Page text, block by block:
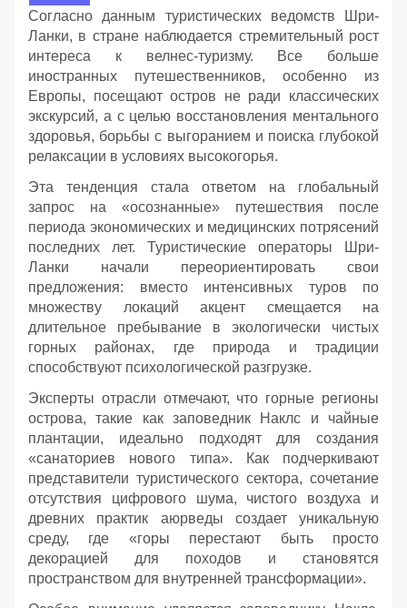
Согласно данным туристических ведомств Шри-
Ланки, в стране наблюдается стремительный рост
интереса к велнес-туризму. Все больше
иностранных путешественников, особенно из
Европы, посещают остров не ради классических
экскурсий, а с целью восстановления ментального
здоровья, борьбы с выгоранием и поиска глубокой
релаксации в условиях высокогорья.
Эта тенденция стала ответом на глобальный
запрос на «осознанные» путешествия после
периода экономических и медицинских потрясений
последних лет. Туристические операторы Шри-
Ланки начали переориентировать свои
предложения: вместо интенсивных туров по
множеству локаций акцент смещается на
длительное пребывание в экологически чистых
горных районах, где природа и традиции
способствуют психологической разгрузке.
Эксперты отрасли отмечают, что горные регионы
острова, такие как заповедник Наклс и чайные
плантации, идеально подходят для создания
«санаториев нового типа». Как подчеркивают
представители туристического сектора, сочетание
отсутствия цифрового шума, чистого воздуха и
древних практик аюрведы создает уникальную
среду, где «горы перестают быть просто
декорацией для походов и становятся
пространством для внутренней трансформации».